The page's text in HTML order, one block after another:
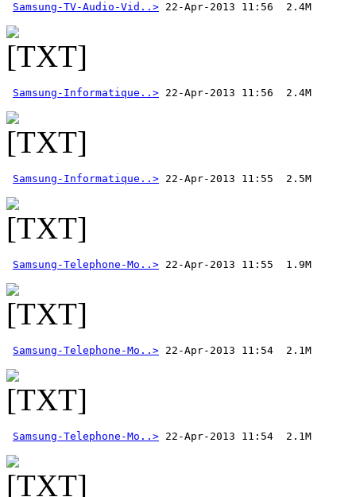
Samsung-TV-Audio-Vid..>
Samsung-Informatique..>
Samsung-Informatique..>
Samsung-Telephone-Mo..>
Samsung-Telephone-Mo..>
Samsung-Telephone-Mo..>